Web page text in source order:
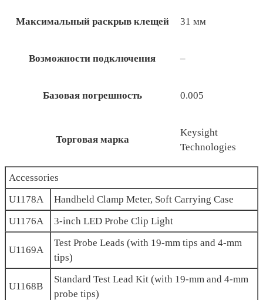
Максимальный раскрыв клещей 31 мм
Возможности подключения –
Базовая погрешность 0.005
Торговая марка
Keysight
Technologies
Accessories
U1178A
Handheld Clamp Meter, Soft Carrying Case
U1176A
3-inch LED Probe Clip Light
U1169A
Test Probe Leads (with 19-mm tips and 4-mm
tips)
U1168B
Standard Test Lead Kit (with 19-mm and 4-mm
probe tips)